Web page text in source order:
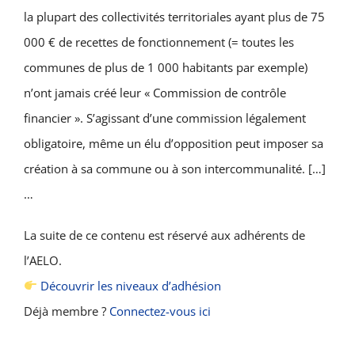
la plupart des collectivités territoriales ayant plus de 75
000 € de recettes de fonctionnement (= toutes les
communes de plus de 1 000 habitants par exemple)
n’ont jamais créé leur « Commission de contrôle
financier ». S’agissant d’une commission légalement
obligatoire, même un élu d’opposition peut imposer sa
création à sa commune ou à son intercommunalité. […]
…
La suite de ce contenu est réservé aux adhérents de
l’AELO.
Découvrir les niveaux d’adhésion
Déjà membre ? Connectez-vous ici